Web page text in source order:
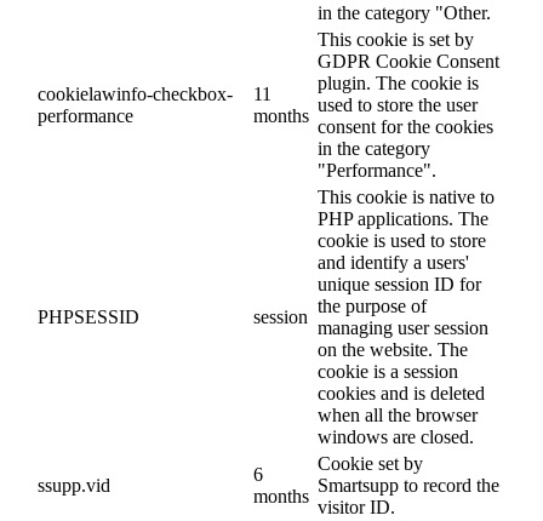
in the category "Other.
cookielawinfo-checkbox-
performance
11
months
This cookie is set by
GDPR Cookie Consent
plugin. The cookie is
used to store the user
consent for the cookies
in the category
"Performance".
PHPSESSID session
This cookie is native to
PHP applications. The
cookie is used to store
and identify a users'
unique session ID for
the purpose of
managing user session
on the website. The
cookie is a session
cookies and is deleted
when all the browser
windows are closed.
ssupp.vid
6
months
Cookie set by
Smartsupp to record the
visitor ID.